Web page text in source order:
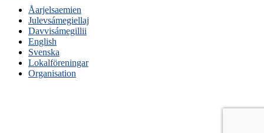
Åarjelsaemien
Julevsámegiellaj
Davvisámegillii
English
Svenska
Lokalföreningar
Organisation